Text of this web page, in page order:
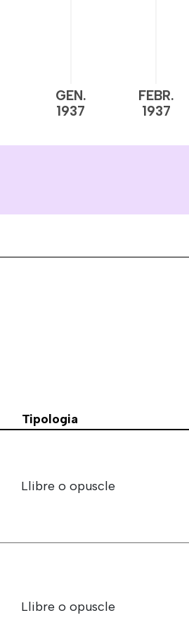
GEN.
1937
FEBR.
1937
Tipologia
Llibre o opuscle
Llibre o opuscle